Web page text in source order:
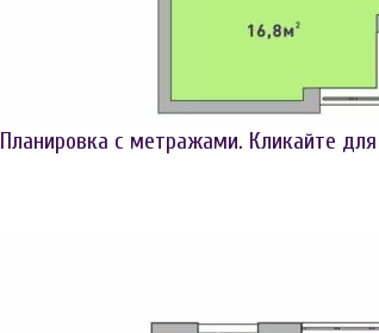
Планировка с метражами. Кликайте